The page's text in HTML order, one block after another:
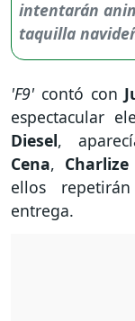
'F9' contó con
espectacular
Diesel,
Cena,
ellos
entrega.